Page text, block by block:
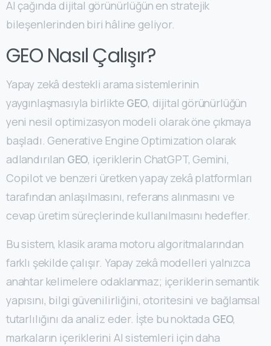
AI çağında dijital görünürlüğün en stratejik
bileşenlerinden biri hâline geliyor.
GEO Nasıl Çalışır?
Yapay zekâ destekli arama sistemlerinin
yaygınlaşmasıyla birlikte GEO, dijital görünürlüğün
yeni nesil optimizasyon modeli olarak öne çıkmaya
başladı. Generative Engine Optimization olarak
adlandırılan GEO, içeriklerin ChatGPT, Gemini,
Copilot ve benzeri üretken yapay zekâ platformları
tarafından anlaşılmasını, referans alınmasını ve
cevap üretim süreçlerinde kullanılmasını hedefler.
Bu sistem, klasik arama motoru algoritmalarından
farklı şekilde çalışır. Yapay zekâ modelleri yalnızca
anahtar kelimelere odaklanmaz; içeriklerin semantik
yapısını, bilgi güvenilirliğini, otoritesini ve bağlamsal
tutarlılığını da analiz eder. İşte bu noktada GEO,
markaların içeriklerini AI sistemleri için daha